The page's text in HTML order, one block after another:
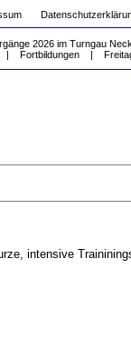
2026 im Turngau
| Fortbildungen |
intensive